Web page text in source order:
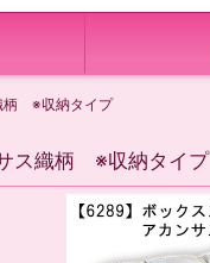
柄 ※収納タイプ
ス織柄 ※収納タイプ